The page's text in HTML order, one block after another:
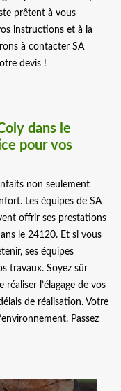
prêtent à vous
instructions et à la
à contacter SA
devis !
dans le
pour vos
non seulement
Les équipes de SA
offrir ses prestations
le 24120. Et si vous
ses équipes
travaux. Soyez sûr
l’élagage de vos
de réalisation. Votre
Passez